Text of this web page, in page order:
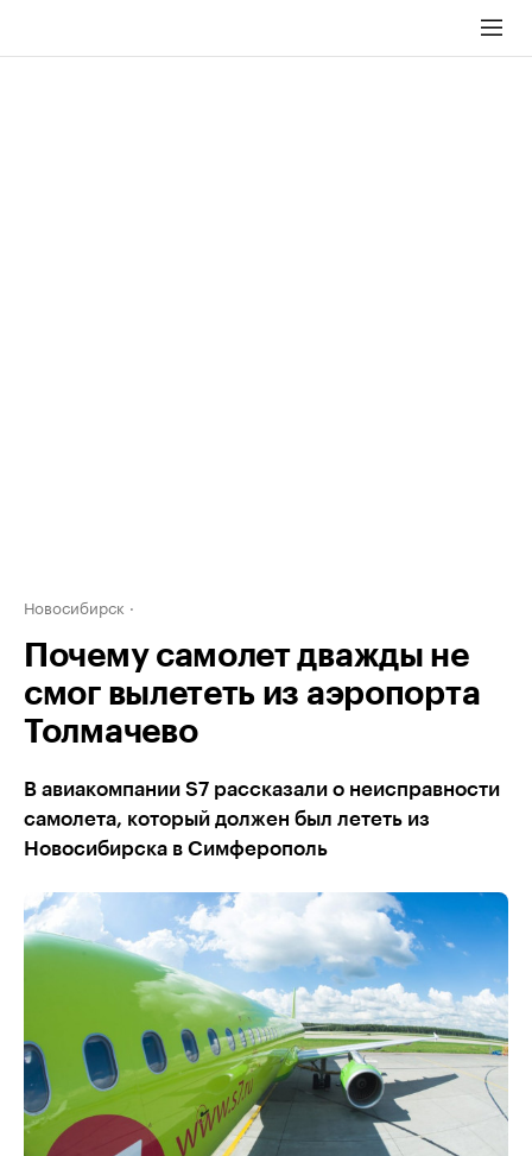
Новосибирск
Почему самолет дважды не
смог вылететь из аэропорта
Толмачево
В авиакомпании S7 рассказали о неисправности
самолета, который должен был лететь из
Новосибирска в Симферополь